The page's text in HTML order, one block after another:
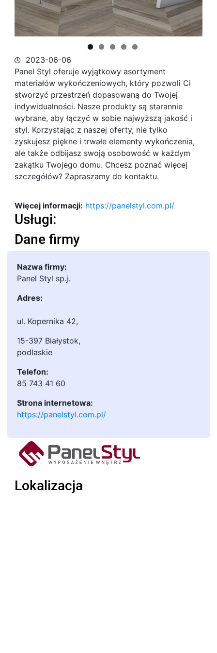
2023-06-06
Panel Styl oferuje wyjątkowy asortyment
materiałów wykończeniowych, który pozwoli Ci
stworzyć przestrzeń dopasowaną do Twojej
indywidualności. Nasze produkty są starannie
wybrane, aby łączyć w sobie najwyższą jakość i
styl. Korzystając z naszej oferty, nie tylko
zyskujesz piękne i trwałe elementy wykończenia,
ale także odbijasz swoją osobowość w każdym
zakątku Twojego domu. Chcesz poznać więcej
szczegółów? Zapraszamy do kontaktu.
Więcej informacji: https://panelstyl.com.pl/
Usługi:
Dane firmy
Nazwa firmy:
Panel Styl sp.j.
Adres:
ul. Kopernika 42,
15-397 Białystok,
podlaskie
Telefon:
85 743 41 60
Strona internetowa:
https://panelstyl.com.pl/
Lokalizacja